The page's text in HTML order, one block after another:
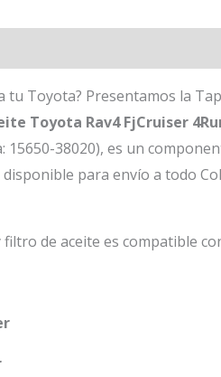
tu Toyota? Presentamos la
Toyota Rav4 FjCruiser
15650-38020), es un
para envío a todo
de aceite es compatible